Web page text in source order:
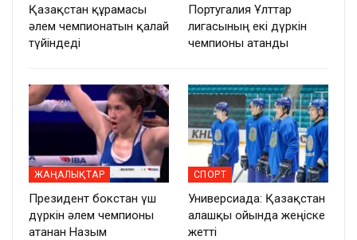
Қазақстан құрамасы
әлем чемпионатын қалай
түйіндеді
Португалия Ұлттар
лигасының екі дүркін
чемпионы атанды
ЖАҢАЛЫҚТАР
Президент бокстан үш
дүркін әлем чемпионы
атанған Назым
СПОРТ
Универсиада: Қазақстан
алғашқы ойында жеңіске
жетті